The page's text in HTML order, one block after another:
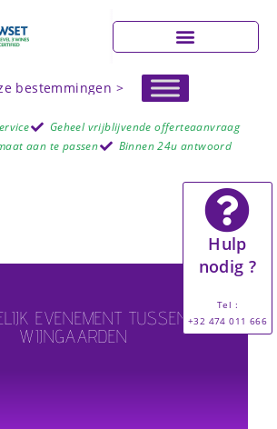
bestemmingen >
Geheel vrijblijvende offerteaanvraag
aan te passen
Binnen 24u antwoord
EVENEMENT TUSSEN DE
WIJNGAARDEN
Hulp
nodig ?
Tel :
+32 474 011 666